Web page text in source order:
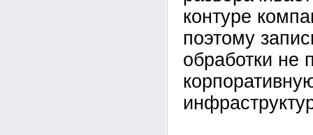
контуре
поэтому
обработки не